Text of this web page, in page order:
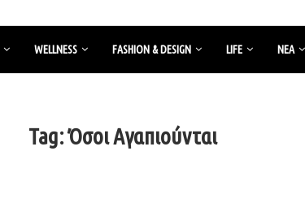
WELLNESS FASHION & DESIGN LIFE ΝΈΑ
Tag:Όσοι Αγαπιούνται